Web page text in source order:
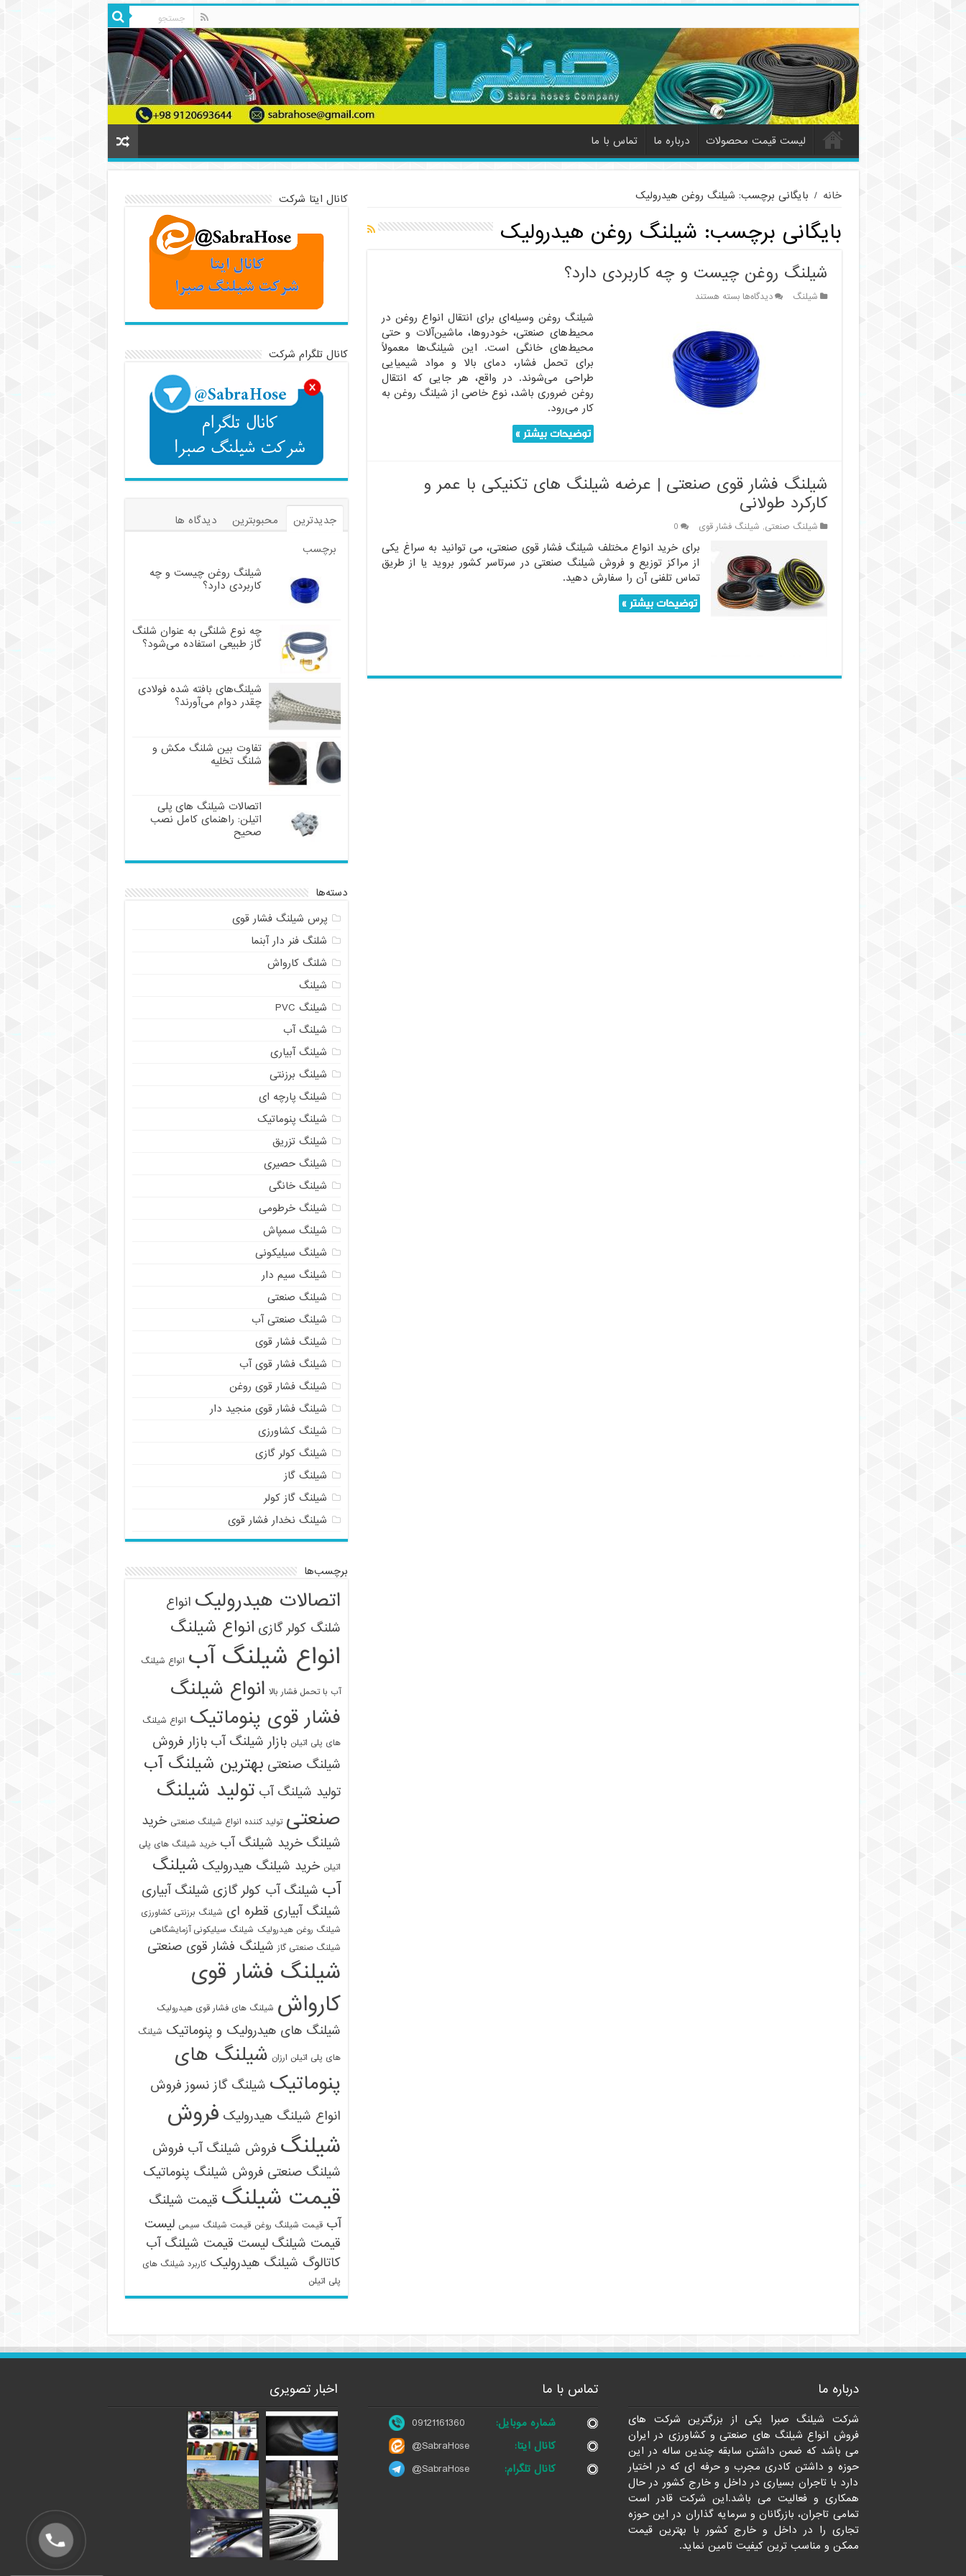
لیست قیمت محصولات درباره ما تماس با ما
خانه / بایگانی برچسب: شیلنگ روغن هیدرولیک
بایگانی برچسب: شیلنگ روغن هیدرولیک
شیلنگ روغن چیست و چه کاربردی دارد؟
شیلنگ دیدگاه‌هابرای
چیست
و
چه
کاربردی
دارد؟
بسته هستند
شیلنگ روغن وسیله‌ای برای انتقال انواع روغن در
محیط‌های صنعتی، خودروها، ماشین‌آلات و حتی
محیط‌های خانگی است. این شیلنگ‌ها معمولاً
برای تحمل فشار، دمای بالا و مواد شیمیایی
طراحی می‌شوند. در واقع، هر جایی که انتقال
روغن ضروری باشد، نوع خاصی از شیلنگ روغن به
کار می‌رود.
توضیحات بیشتر »
شیلنگ فشار قوی صنعتی | عرضه شیلنگ های تکنیکی با عمر و
کارکرد طولانی
شیلنگ صنعتی, شیلنگ فشار قوی 0
برای خرید انواع مختلف شیلنگ فشار قوی صنعتی، می توانید به سراغ یکی
از مراکز توزیع و فروش شیلنگ صنعتی در سرتاسر کشور بروید یا از طریق
تماس تلفنی آن را سفارش دهید.
توضیحات بیشتر »
کانال ایتا شرکت
کانال تلگرام شرکت
جدیدترین محبوبترین
دیدگاه ها
برچسب
شیلنگ روغن چیست و چه
کاربردی دارد؟
چه نوع شلنگی به عنوان شلنگ
گاز طبیعی استفاده می‌شود؟
شیلنگ‌های بافته شده فولادی
چقدر دوام می‌آورند؟
تفاوت بین شلنگ مکش و
شلنگ تخلیه
اتصالات شیلنگ های پلی
اتیلن: راهنمای کامل نصب
صحیح
دسته‌ها
پرس شیلنگ فشار قوی
شلنگ فنر دار آبنما
شلنگ کارواش
شیلنگ
شیلنگ PVC
شیلنگ آب
شیلنگ آبیاری
شیلنگ برزنتی
شیلنگ پارچه ای
شیلنگ پنوماتیک
شیلنگ تزریق
شیلنگ حصیری
شیلنگ خانگی
شیلنگ خرطومی
شیلنگ سمپاش
شیلنگ سیلیکونی
شیلنگ سیم دار
شیلنگ صنعتی
شیلنگ صنعتی آب
شیلنگ فشار قوی
شیلنگ فشار قوی آب
شیلنگ فشار قوی روغن
شیلنگ فشار قوی منجید دار
شیلنگ کشاورزی
شیلنگ کولر گازی
شیلنگ گاز
شیلنگ گاز کولر
شیلنگ نخدار فشار قوی
برچسب‌ها
اتصالات هیدرولیک انواع
شلنگ کولر گازی انواع شیلنگ
انواع شیلنگ آب انواع شیلنگ
آب با تحمل فشار بالا انواع شیلنگ
فشار قوی پنوماتیک انواع شیلنگ
های پلی اتیلن بازار شیلنگ آب بازار فروش
شیلنگ صنعتی بهترین شیلنگ آب
تولید شیلنگ آب تولید شیلنگ
صنعتی تولید کننده انواع شیلنگ صنعتی خرید
شیلنگ خرید شیلنگ آب خرید شیلنگ های پلی
اتیلن خرید شیلنگ هیدرولیک شیلنگ
آب شیلنگ آب کولر گازی شیلنگ آبیاری
شیلنگ آبیاری قطره ای شیلنگ برزنتی کشاورزی
شیلنگ روغن هیدرولیک شیلنگ سیلیکونی آزمایشگاهی
شیلنگ صنعتی گاز شیلنگ فشار قوی صنعتی
شیلنگ فشار قوی
کارواش شیلنگ های فشار قوی هیدرولیک
شیلنگ های هیدرولیک و پنوماتیک شیلنگ
های پلی اتیلن ارزان شیلنگ های
پنوماتیک شیلنگ گاز نسوز فروش
انواع شیلنگ هیدرولیک فروش
شیلنگ فروش شیلنگ آب فروش
شیلنگ صنعتی فروش شیلنگ پنوماتیک
قیمت شیلنگ قیمت شیلنگ
آب قیمت شیلنگ روغن قیمت شیلنگ سیمی لیست
قیمت شیلنگ لیست قیمت شیلنگ آب
کاتالوگ شیلنگ هیدرولیک کاربرد شیلنگ های
پلی اتیلن
درباره ما
شرکت شیلنگ صبرا یکی از بزرگترین شرکت های
فروش انواع شیلنگ های صنعتی و کشاورزی در ایران
می باشد که ضمن داشتن سابقه چندین ساله در این
حوزه و داشتن کادری مجرب و حرفه ای که در اختیار
دارد با تاجران بسیاری در داخل و خارج کشور در حال
همکاری و فعالیت می باشد.این شرکت قادر است
تمامی تاجران، بازرگانان و سرمایه گذاران در این حوزه
تجاری را در داخل و خارج کشور با بهترین قیمت
ممکن و مناسب ترین کیفیت تامین نماید.
تماس با ما
شماره موبایل:
09121161360
کانال ایتا:
@SabraHose
کانال تلگرام:
@SabraHose
اخبار تصویری